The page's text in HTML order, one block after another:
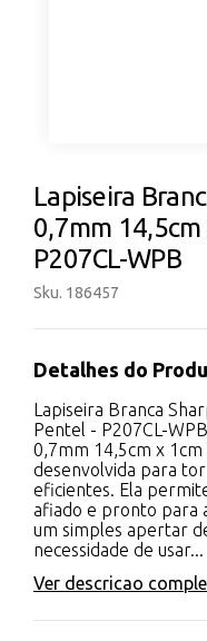
Lapiseira
0,7mm
P207CL-WPB
Sku. 186457
Detalhes do
Lapiseira Branca
Pentel - P207CL-
0,7mm 14,5cm x
desenvolvida para
eficientes. Ela
afiado e pronto para
um simples apertar
necessidade de usar...
Ver descricao